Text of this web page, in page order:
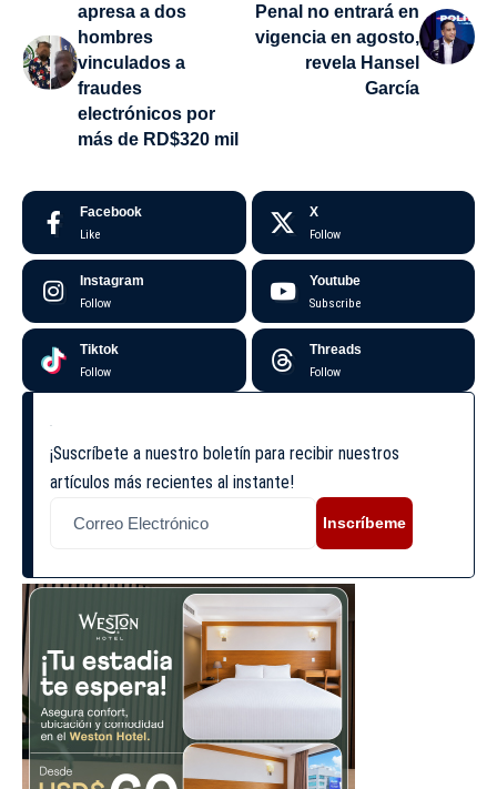
apresa a dos
hombres
vinculados a
fraudes
electrónicos por
más de RD$320 mil
Penal no entrará en
vigencia en agosto,
revela Hansel
García
Facebook
Like
X
Follow
Instagram
Follow
Youtube
Subscribe
Tiktok
Follow
Threads
Follow
¡Suscríbete a nuestro boletín para recibir nuestros
artículos más recientes al instante!
Inscríbeme